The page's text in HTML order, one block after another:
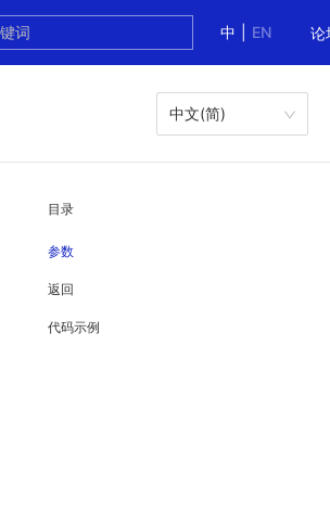
中
EN 论
中文(简)
目录
参数
返回
代码示例